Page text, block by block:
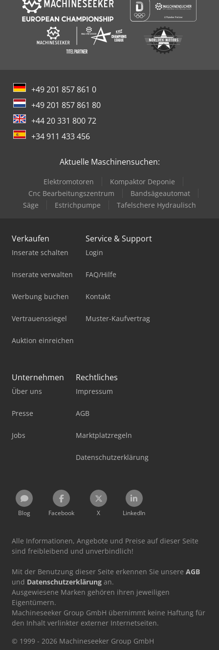
+49 201 857 861 0
+49 201 857 861 80
+44 20 331 800 72
+34 911 433 456
Aktuelle Maschinensuchen:
Elektromotoren
Kompaktor Deponie
Cnc Bearbeitungszentrum
Bandsägeautomat
Säge
Estrichpumpe Tafelschere Hydraulisch
Verkaufen
Inserate schalten
Inserate verwalten
Werbung buchen
Vertrauenssiegel
Auktion einreichen
Service & Support
Login
FAQ/Hilfe
Kontakt
Muster-Kaufvertrag
Unternehmen
Über uns
Presse
Jobs
Rechtliches
Impressum
AGB
Marktplatzregeln
Datenschutzerklärung
Blog Facebook X LinkedIn
Alle Informationen, Angebote und Preise auf dieser Seite
sind freibleibend und unverbindlich!
Mit der Benutzung dieser Seite erkennen Sie unsere AGB
und Datenschutzerklärung an.
Ausgewiesene Marken gehören ihren jeweiligen
Eigentümern.
Machineseeker Group GmbH übernimmt keine Haftung für
den Inhalt verlinkter externer Internetseiten.
© 1999 - 2026 Machineseeker Group GmbH